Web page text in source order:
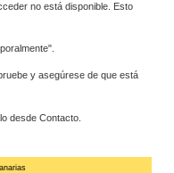
no está disponible. Esto
y asegúrese de que está
desde Contacto.